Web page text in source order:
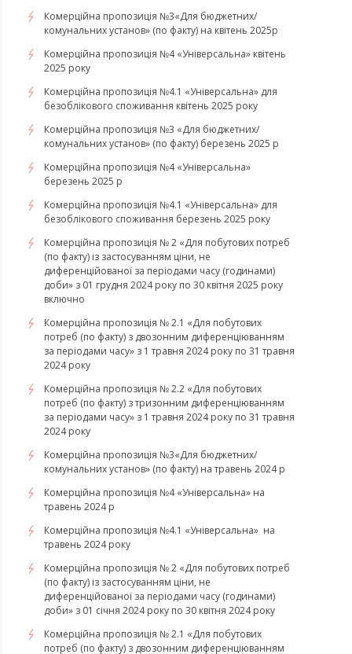
Комерційна пропозиція №3«Для бюджетних/
комунальних установ» (по факту) на квітень 2025р
Комерційна пропозиція №4 «Універсальна» квітень
2025 року
Комерційна пропозиція №4.1 «Універсальна» для
безоблікового споживання квітень 2025 року
Комерційна пропозиція №3 «Для бюджетних/
комунальних установ» (по факту) березень 2025 р
Комерційна пропозиція №4 «Універсальна»
березень 2025 р
Комерційна пропозиція №4.1 «Універсальна» для
безоблікового споживання березень 2025 року
Комерційна пропозиція № 2 «Для побутових потреб
(по факту) із застосуванням ціни, не
диференційованої за періодами часу (годинами)
доби» з 01 грудня 2024 року по 30 квітня 2025 року
включно
Комерційна пропозиція № 2.1 «Для побутових
потреб (по факту) з двозонним диференціюванням
за періодами часу» з 1 травня 2024 року по 31 травня
2024 року
Комерційна пропозиція № 2.2 «Для побутових
потреб (по факту) з тризонним диференціюванням
за періодами часу» з 1 травня 2024 року по 31 травня
2024 року
Комерційна пропозиція №3«Для бюджетних/
комунальних установ» (по факту) на травень 2024 р
Комерційна пропозиція №4 «Універсальна» на
травень 2024 р
Комерційна пропозиція №4.1 «Універсальна» на
травень 2024 року
Комерційна пропозиція № 2 «Для побутових потреб
(по факту) із застосуванням ціни, не
диференційованої за періодами часу (годинами)
доби» з 01 січня 2024 року по 30 квітня 2024 року
Комерційна пропозиція № 2.1 «Для побутових
потреб (по факту) з двозонним диференціюванням